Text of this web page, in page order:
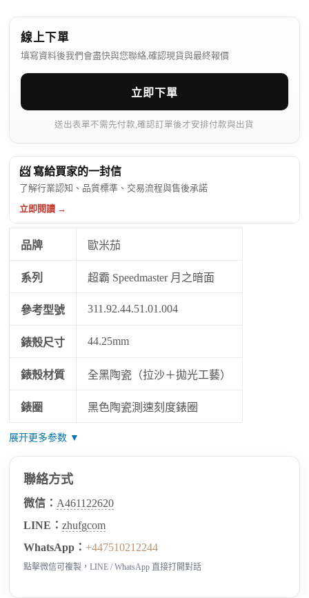
線上下單
填寫資料後我們會盡快與您聯絡,確認現貨與最終報價
立即下單
送出表單不需先付款,確認訂單後才安排付款與出貨
📨 寫給買家的一封信
了解行業認知、品質標準、交易流程與售後承諾
立即閱讀 →
品牌 歐米茄
系列 超霸 Speedmaster 月之暗面
參考型號 311.92.44.51.01.004
錶殼尺寸 44.25mm
錶殼材質 全黑陶瓷（拉沙＋拋光工藝）
錶圈 黑色陶瓷測速刻度錶圈
展开更多参数 ▼
聯絡方式
微信： A461122620
LINE：zhufgcom
WhatsApp：+447510212244
點擊微信可複製，LINE / WhatsApp 直接打開對話